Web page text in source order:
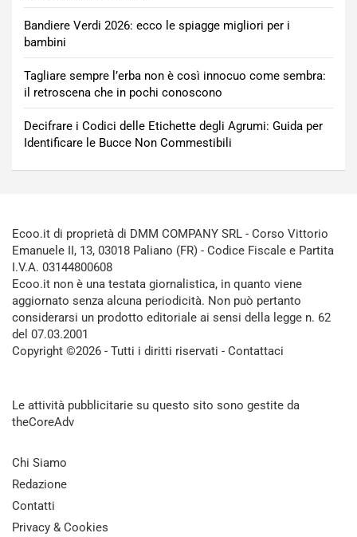
Bandiere Verdi 2026: ecco le spiagge migliori per i
bambini
Tagliare sempre l’erba non è così innocuo come sembra:
il retroscena che in pochi conoscono
Decifrare i Codici delle Etichette degli Agrumi: Guida per
Identificare le Bucce Non Commestibili
Ecoo.it di proprietà di DMM COMPANY SRL - Corso Vittorio
Emanuele II, 13, 03018 Paliano (FR) - Codice Fiscale e Partita
I.V.A. 03144800608
Ecoo.it non è una testata giornalistica, in quanto viene
aggiornato senza alcuna periodicità. Non può pertanto
considerarsi un prodotto editoriale ai sensi della legge n. 62
del 07.03.2001
Copyright ©2026 - Tutti i diritti riservati - Contattaci
Le attività pubblicitarie su questo sito sono gestite da
theCoreAdv
Chi Siamo
Redazione
Contatti
Privacy & Cookies